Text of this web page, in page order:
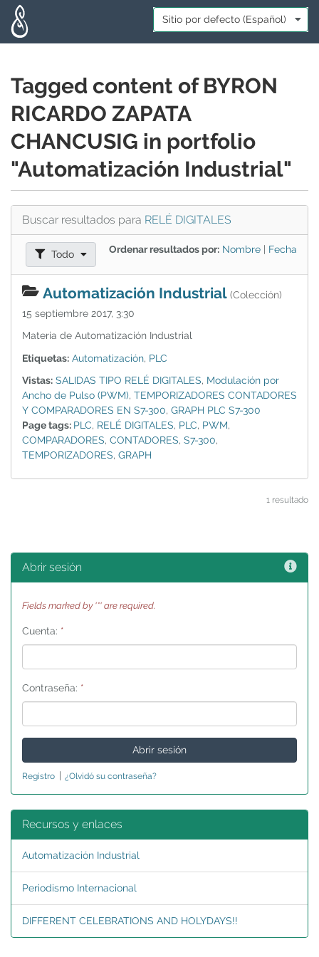
Idioma:
Tagged content of BYRON
RICARDO ZAPATA
CHANCUSIG in portfolio
"Automatización Industrial"
Buscar resultados para RELÉ DIGITALES
Ordenar resultados por: Nombre | Fecha
Filtrar resultados como:
Todo
Automatización Industrial (Colección)
15 septiembre 2017, 3:30
Materia de Automatización Industrial
Etiquetas: Automatización, PLC
Vistas: SALIDAS TIPO RELÉ DIGITALES, Modulación por
Ancho de Pulso (PWM), TEMPORIZADORES CONTADORES
Y COMPARADORES EN S7-300, GRAPH PLC S7-300
Page tags: PLC, RELÉ DIGITALES, PLC, PWM,
COMPARADORES, CONTADORES, S7-300,
TEMPORIZADORES, GRAPH
1 resultado
Abrir sesión
Fields marked by '*' are required.
Cuenta: *
Contraseña: *
Registro | ¿Olvidó su contraseña?
Recursos y enlaces
Automatización Industrial
Periodismo Internacional
DIFFERENT CELEBRATIONS AND HOLYDAYS!!